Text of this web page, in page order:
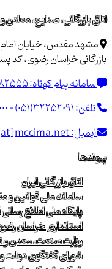
اتاق بازرگانی، صنایع،
مشهد مقدس، خیابان
بازرگانی خراسان رضوی، کد پستی
سامانه پیام کوتاه:
تلفن:- (051)32252091
ایمیل:
پیوندها
اتاق بازرگانی ایران
سامانه ملی قوانین و
پایگاه ملی اطلاع
استانداری خراسان
وزارت صنعت، معدن و
شورای گفتگوی